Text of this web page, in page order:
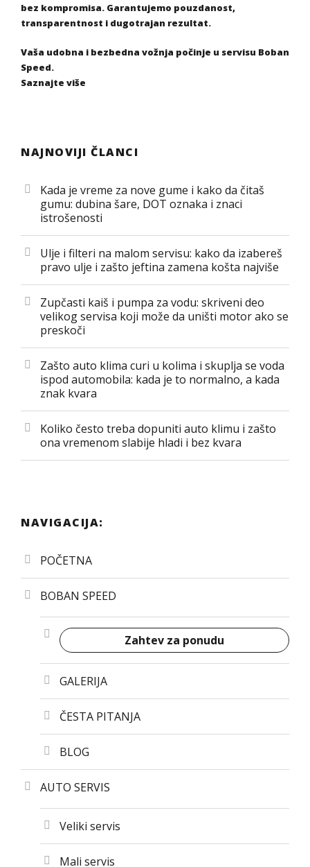
bez kompromisa. Garantujemo pouzdanost,
transparentnost i dugotrajan rezultat.
Vaša udobna i bezbedna vožnja počinje u servisu Boban
Speed.
Saznajte više
NAJNOVIJI ČLANCI
Kada je vreme za nove gume i kako da čitaš
gumu: dubina šare, DOT oznaka i znaci
istrošenosti
Ulje i filteri na malom servisu: kako da izabereš
pravo ulje i zašto jeftina zamena košta najviše
Zupčasti kaiš i pumpa za vodu: skriveni deo
velikog servisa koji može da uništi motor ako se
preskoči
Zašto auto klima curi u kolima i skuplja se voda
ispod automobila: kada je to normalno, a kada
znak kvara
Koliko često treba dopuniti auto klimu i zašto
ona vremenom slabije hladi i bez kvara
NAVIGACIJA:
POČETNA
BOBAN SPEED
Zahtev za ponudu
GALERIJA
ČESTA PITANJA
BLOG
AUTO SERVIS
Veliki servis
Mali servis